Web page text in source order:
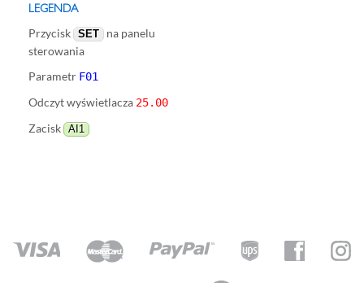
LEGENDA
Przycisk
SET
na panelu
sterowania
Parametr F01
Odczyt wyświetlacza 25.00
Zacisk AI1